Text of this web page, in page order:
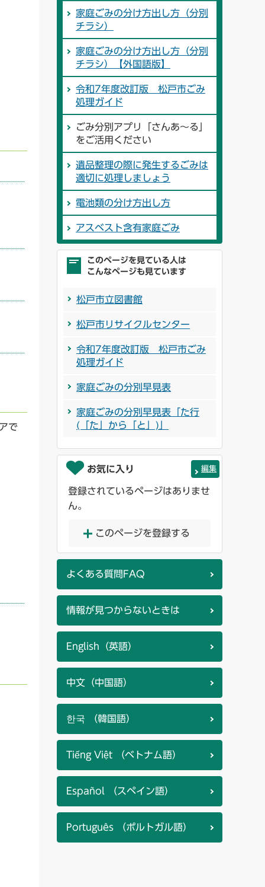
で
家庭ごみの分け方出し方（分別
チラシ）
家庭ごみの分け方出し方（分別
チラシ）【外国語版】
令和7年度改訂版 松戸市ごみ
処理ガイド
ごみ分別アプリ「さんあ～る」
をご活用ください
遺品整理の際に発生するごみは
適切に処理しましょう
電池類の分け方出し方
アスベスト含有家庭ごみ
このページを見ている人は
こんなページも見ています
松戸市立図書館
松戸市リサイクルセンター
令和7年度改訂版 松戸市ごみ
処理ガイド
家庭ごみの分別早見表
家庭ごみの分別早見表「た行
(「た」から「と」)」
お気に入り 編集
登録されているページはありませ
ん。
このページを登録する
よくある質問FAQ
情報が見つからないときは
English（英語）
中文（中国語）
한국 （韓国語）
Tiếng Việt （ベトナム語）
Español （スペイン語）
Português （ポルトガル語）